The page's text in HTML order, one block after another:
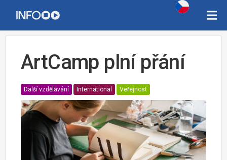
ArtCamp plní přání
Další vzdělávání International Veřejnost